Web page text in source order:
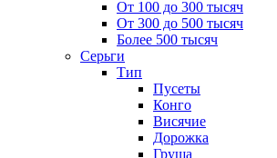
От 100 до 300 тысяч
От 300 до 500 тысяч
Более 500 тысяч
Серьги
Тип
Пусеты
Конго
Висячие
Дорожка
Груша